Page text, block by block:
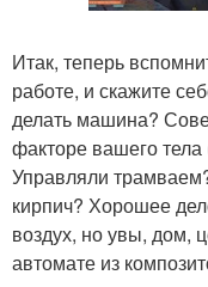
Итак, теперь
работе, и скажите
делать машина?
факторе вашего тела
Управляли
кирпич? Хорошее
воздух, но увы, дом,
автомате из